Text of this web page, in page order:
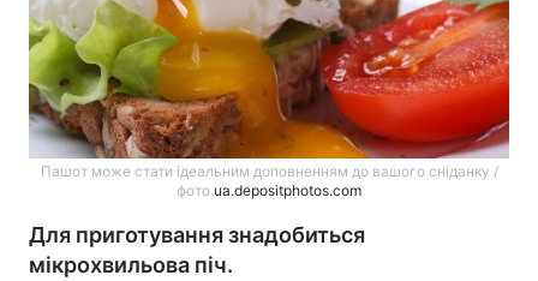
Пашот може стати ідеальним доповненням до вашого сніданку /
фото ua.depositphotos.com
Для приготування знадобиться
мікрохвильова піч.